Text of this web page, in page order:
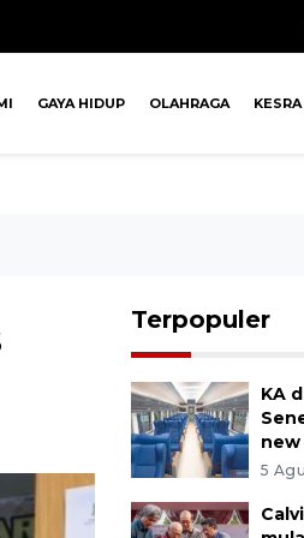
GAYA HIDUP OLAHRAGA KESRA
Terpopuler
KA
5